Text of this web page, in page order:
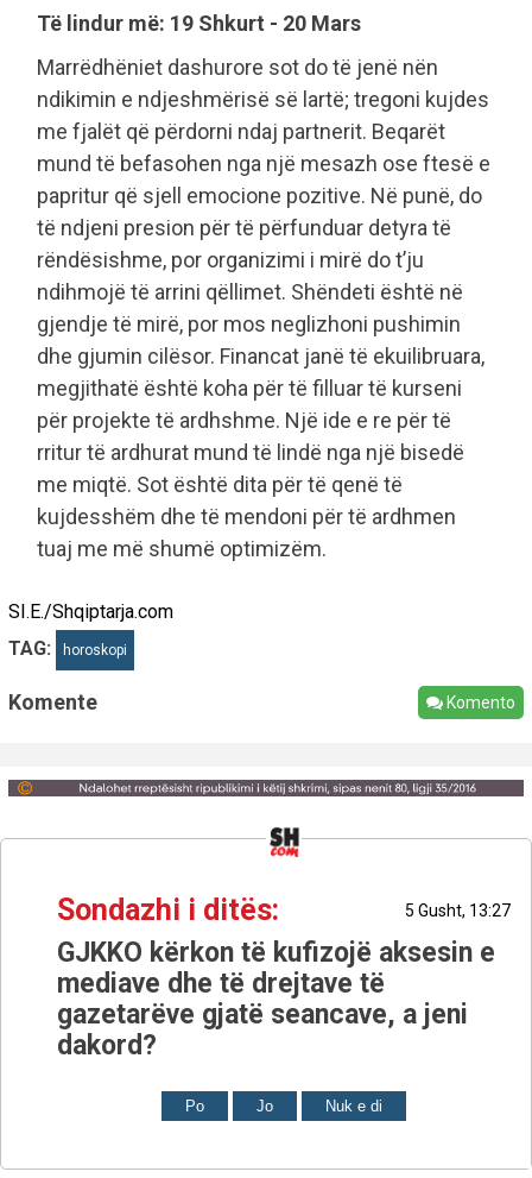
Të lindur më: 19 Shkurt - 20 Mars
Marrëdhëniet dashurore sot do të jenë nën
ndikimin e ndjeshmërisë së lartë; tregoni kujdes
me fjalët që përdorni ndaj partnerit. Beqarët
mund të befasohen nga një mesazh ose ftesë e
papritur që sjell emocione pozitive. Në punë, do
të ndjeni presion për të përfunduar detyra të
rëndësishme, por organizimi i mirë do t’ju
ndihmojë të arrini qëllimet. Shëndeti është në
gjendje të mirë, por mos neglizhoni pushimin
dhe gjumin cilësor. Financat janë të ekuilibruara,
megjithatë është koha për të filluar të kurseni
për projekte të ardhshme. Një ide e re për të
rritur të ardhurat mund të lindë nga një bisedë
me miqtë. Sot është dita për të qenë të
kujdesshëm dhe të mendoni për të ardhmen
tuaj me më shumë optimizëm.
SI.E./Shqiptarja.com
TAG:
horoskopi
Komente Komento
Sondazhi i ditës: 5 Gusht, 13:27
GJKKO kërkon të kufizojë aksesin e
mediave dhe të drejtave të
gazetarëve gjatë seancave, a jeni
dakord?
Po Jo Nuk e di